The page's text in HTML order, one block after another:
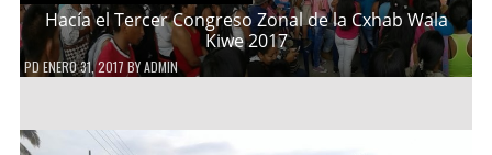
Hacía el Tercer Congreso Zonal de la Cxhab Wala
Kiwe 2017
PDENERO 31, 2017 BYADMIN